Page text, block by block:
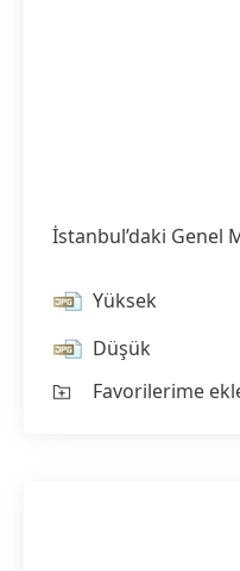
İstanbul’daki Genel
Yüksek
Düşük
Favorilerime